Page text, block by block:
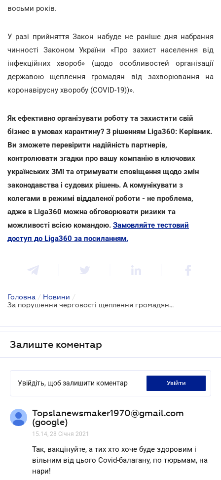
восьми років.
У разі прийняття Закон набуде не раніше дня набрання
чинності Законом України «Про захист населення від
інфекційних хвороб» (щодо особливостей організації
державою щеплення громадян від захворювання на
коронавірусну хворобу (COVID-19))».
Як ефективно організувати роботу та захистити свій
бізнес в умовах карантину? З рішенням Liga360: Керівник.
Ви зможете перевірити надійність партнерів,
контролювати згадки про вашу компанію в ключових
українських ЗМІ та отримувати сповіщення щодо змін
законодавства і судових рішень. А комунікувати з
колегами в режимі віддаленої роботи - не проблема,
адже в Liga360 можна обговорювати ризики та
можливості всією командою. Замовляйте тестовий
доступ до Liga360 за посиланням.
Головна / Новини /
За порушення черговості щеплення громадян можуть запровадити кримінальну відповідальність
Залиште коментар
Увійдіть, щоб залишити коментар увійти
Topslanewsmaker1970@gmail.com
(google)
15.14, 28 Січня 2021
Так, вакцінуйте, а тих хто хоче буде здоровим і
вільним від цього Covid-балагану, по тюрьмам, на
нари!